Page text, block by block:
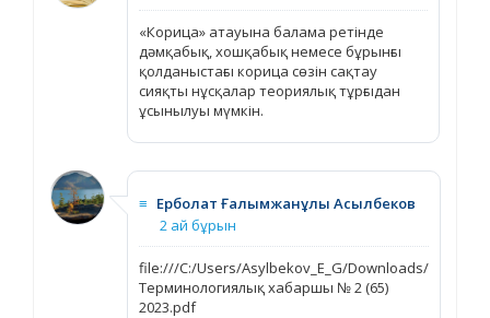
«Корица» атауына балама ретінде
дәмқабық, хошқабық немесе бұрынғы
қолданыстағы корица сөзін сақтау
сияқты нұсқалар теориялық тұрғыдан
ұсынылуы мүмкін.
≡ Ерболат Ғалымжанұлы Асылбеков
2 ай бұрын
file:///C:/Users/Asylbekov_E_G/Downloads/
Терминологиялық хабаршы № 2 (65)
2023.pdf